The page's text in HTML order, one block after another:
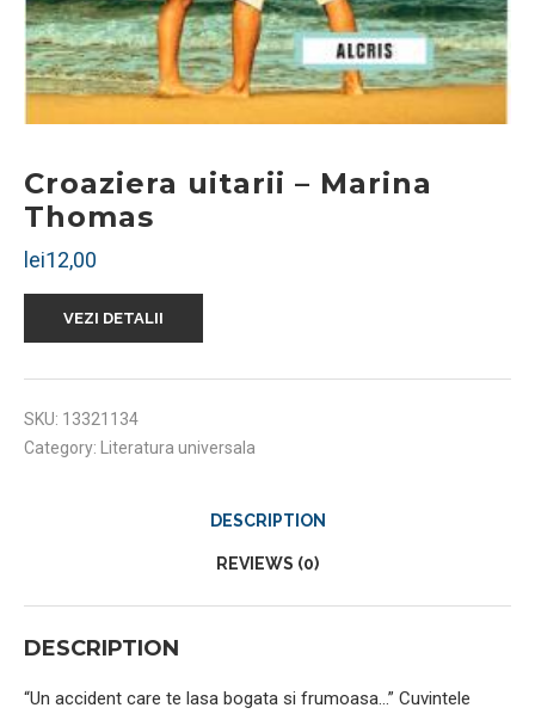
Croaziera uitarii – Marina
Thomas
lei12,00
VEZI DETALII
SKU: 13321134
Category:
Literatura universala
DESCRIPTION
REVIEWS (0)
DESCRIPTION
“Un accident care te lasa bogata si frumoasa…” Cuvintele